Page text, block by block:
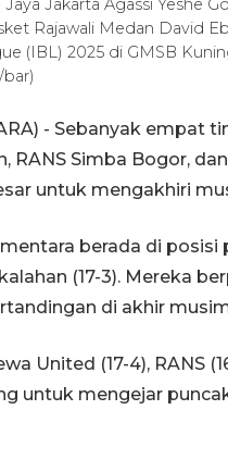
Jakarta Agassi Yeshe
Rajawali Medan David
(IBL) 2025 di GMSB
- Sebanyak empat
RANS Simba Bogor,
untuk mengakhiri
berada di
(17-3). Mereka
di akhir
United (17-4), RANS
untuk mengejar